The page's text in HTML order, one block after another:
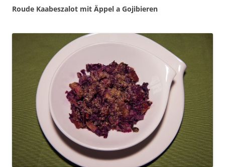
Roude Kaabeszalot mit Äppel a Gojibieren